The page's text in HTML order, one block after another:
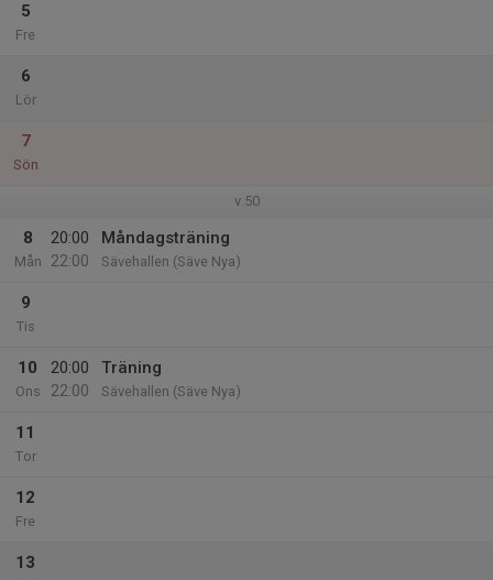
5
Fre
6
Lör
7
Sön
v.50
8
Mån
20:00
22:00
Måndagsträning
Sävehallen (Säve Nya)
9
Tis
10
Ons
20:00
22:00
Träning
Sävehallen (Säve Nya)
11
Tor
12
Fre
13